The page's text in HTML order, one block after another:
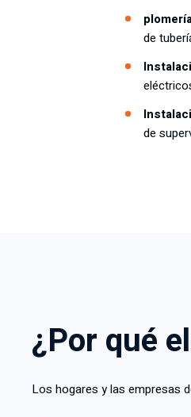
de
de
¿Por qué
Los hogares y las empresas